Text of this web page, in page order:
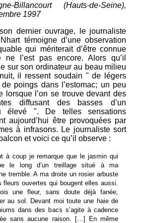
Billancourt (Hauts-de-Seine),
1997
dernier ouvrage, le journaliste
témoigne d’une observation
qui mériterait d’être connue
ne l’est pas encore. Alors qu’il
sur son ordinateur au beau milieu
il ressent soudain " de légers
poings dans l’estomac; un peu
lorsque l’on se trouve devant des
diffusant des basses d’un
élevé ". De telles sensations
aujourd’hui être provoquées par
à infrasons. Le journaliste sort
et voici ce qu’il observe :
à coup je remarque que le jasmin qui
le long d’un treillage situé à ma
tremble. A ma droite un rosier arbuste
fleurs ouvertes qui bougent elles aussi.
une fleur, sans doute déjà fanée,
au sol. Devant moi toute une haie de
dans des bacs s’agite à cadence
sans aucune raison. […] En même